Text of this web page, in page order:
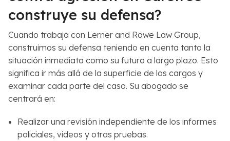
construye su defensa?
Cuando trabaja con Lerner and Rowe Law Group,
construimos su defensa teniendo en cuenta tanto la
situación inmediata como su futuro a largo plazo. Esto
significa ir más allá de la superficie de los cargos y
examinar cada parte del caso. Su abogado se
centrará en:
Realizar una revisión independiente de los informes
policiales, videos y otras pruebas.